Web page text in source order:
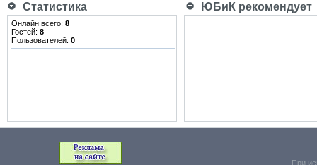
Статистика ЮБиК рекомендует
Онлайн всего: 8
Гостей: 8
Пользователей: 0
При